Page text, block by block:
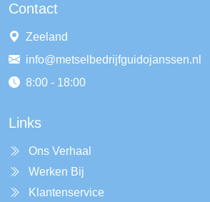
Contact
Zeeland
info@metselbedrijfguidojanssen.nl
8:00 - 18:00
Links
Ons Verhaal
Werken Bij
Klantenservice